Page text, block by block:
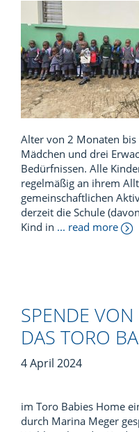
Alter von 2 Monaten bis
Mädchen und drei
Bedürfnissen. Alle
regelmäßig an ihrem
gemeinschaftlichen
derzeit die Schule
Kind in ... read more
SPENDE
DAS TORO
4 April 2024
im Toro Babies Home
durch Marina Meger